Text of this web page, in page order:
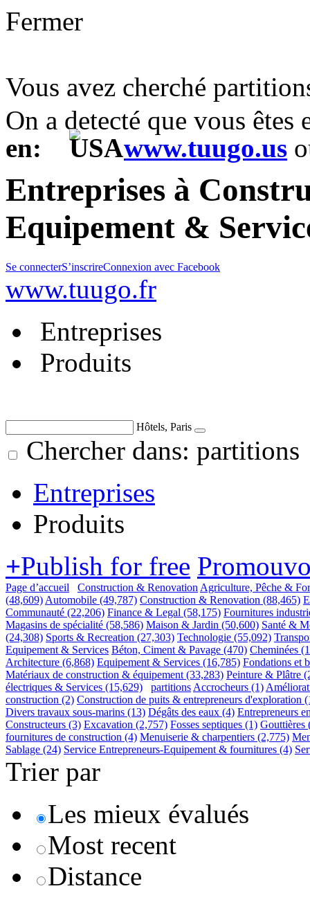
Fermer
Vous avez cherché
On a detecté que vous
en:
www.tuugo.us
Entreprises à
Equipement &
Se connecterS’inscrireConnexion avec Facebook
www.tuugo.fr
Entreprises
Produits
Hôtels, Paris
Chercher dans: partitions
Entreprises
Produits
+Publish for free
Page d’accueil Construction & Renovation Agriculture, Pêche &
(48,609) Automobile (49,787) Construction & Renovation (88,465)
Communauté (22,206) Finance & Legal (58,175) Fournitures
Magasins de spécialité (58,586) Maison & Jardin (50,600) Santé &
(24,308) Sports & Recreation (27,303) Technologie (55,092)
Equipement & Services Béton, Ciment & Pavage (470) Cheminées
Architecture (6,868) Equipement & Services (16,785) Fondations et
Matériaux de construction & équipement (33,283) Peinture & Plâtre
électriques & Services (15,629) partitions Accrocheurs (1)
construction (2) Construction de puits & entrepreneurs d'exploration
Divers travaux sous-marins (13) Dégâts des eaux (4) Entrepreneurs
Constructeurs (3) Excavation (2,757) Fosses septiques (1) Gouttières
fournitures de construction (4) Menuiserie & charpentiers (2,775)
Sablage (24) Service Entrepreneurs-Equipement & fournitures (4)
Trier par
Les mieux évalués
Most recent
Distance